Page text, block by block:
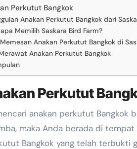
Perkutut Bangkok
Anakan Perkutut Bangkok dari
Memilih Saskara Bird Farm?
Anakan Perkutut Bangkok di
Anakan Perkutut Bangkok
Perkutut
maka Anda berada di
Bangkok yang telah